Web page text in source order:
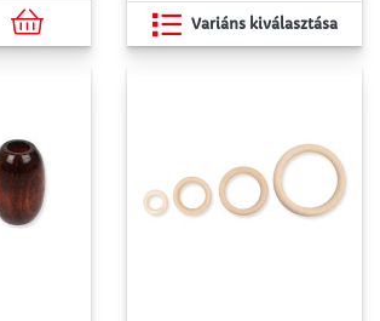
Variáns kiválasztása